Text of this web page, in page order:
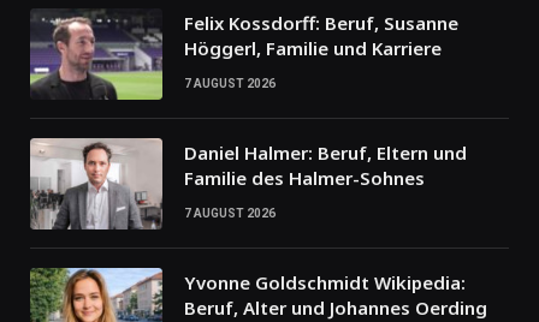
Felix Kossdorff: Beruf, Susanne
Höggerl, Familie und Karriere
7 AUGUST 2026
Daniel Halmer: Beruf, Eltern und
Familie des Halmer-Sohnes
7 AUGUST 2026
Yvonne Goldschmidt Wikipedia:
Beruf, Alter und Johannes Oerding